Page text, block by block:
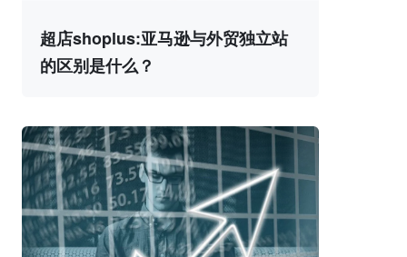
超店shoplus:亚马逊与外贸独立站
的区别是什么？